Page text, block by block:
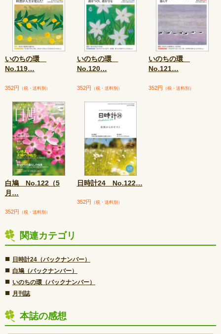
いのちの環
No.119…
352円 （税・送料別）
いのちの環
No.120…
352円 （税・送料別）
いのちの環
No.121…
352円 （税・送料別）
白鳩 No.122（5
月 …
352円 （税・送料別）
日時計24 No.122…
352円 （税・送料別）
関連カテゴリ
■ 日時計24（バックナンバー）
■ 白鳩（バックナンバー）
■ いのちの環（バックナンバー）
■ 月刊誌
本誌の感想